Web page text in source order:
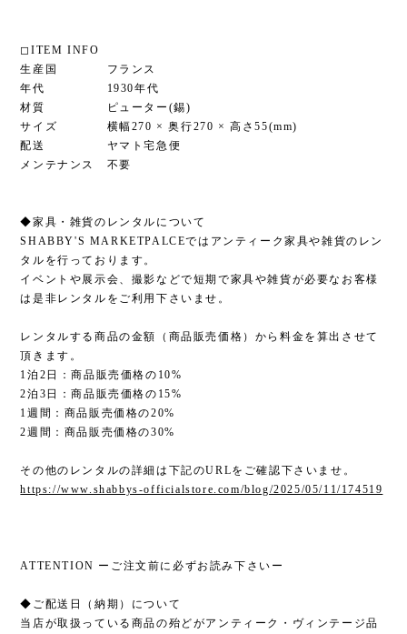
◻︎ITEM INFO
生産国 フランス
年代 1930年代
材質 ピューター(錫)
サイズ 横幅270 × 奥行270 × 高さ55(mm)
配送 ヤマト宅急便
メンテナンス 不要
◆家具・雑貨のレンタルについて
SHABBY'S MARKETPALCEではアンティーク家具や雑貨のレン
タルを行っております。
イベントや展示会、撮影などで短期で家具や雑貨が必要なお客様
は是非レンタルをご利用下さいませ。
レンタルする商品の金額（商品販売価格）から料金を算出させて
頂きます。
1泊2日：商品販売価格の10%
2泊3日：商品販売価格の15%
1週間：商品販売価格の20%
2週間：商品販売価格の30%
その他のレンタルの詳細は下記のURLをご確認下さいませ。
https://www.shabbys-officialstore.com/blog/2025/05/11/174519
ATTENTION ーご注文前に必ずお読み下さいー
◆ご配送日（納期）について
当店が取扱っている商品の殆どがアンティーク・ヴィンテージ品